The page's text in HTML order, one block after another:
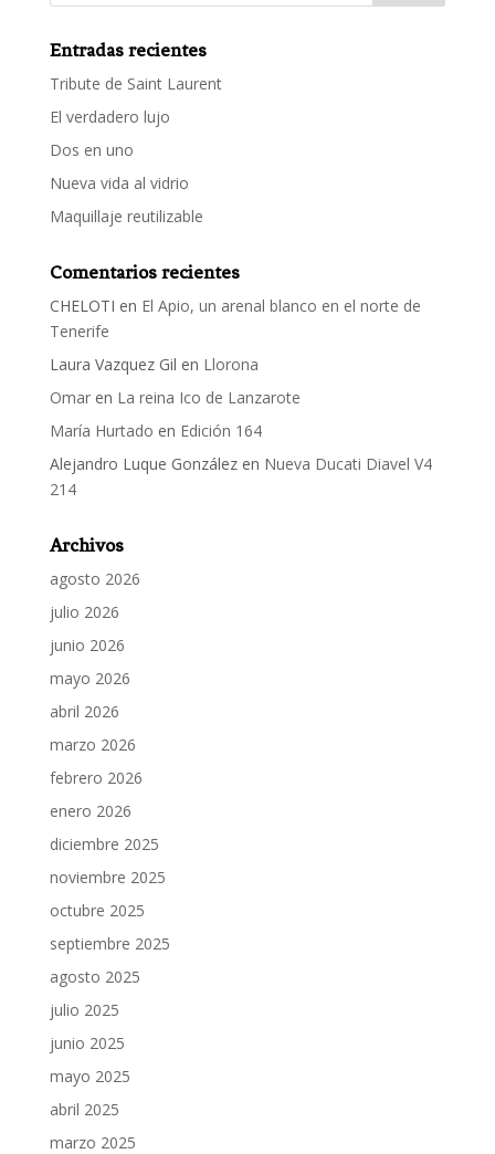
Entradas recientes
Tribute de Saint Laurent
El verdadero lujo
Dos en uno
Nueva vida al vidrio
Maquillaje reutilizable
Comentarios recientes
CHELOTI en El Apio, un arenal blanco en el norte de
Tenerife
Laura Vazquez Gil en Llorona
Omaren La reina Ico de Lanzarote
María Hurtado en Edición 164
Alejandro Luque Gonzálezen Nueva Ducati Diavel V4
214
Archivos
agosto 2026
julio 2026
junio 2026
mayo 2026
abril 2026
marzo 2026
febrero 2026
enero 2026
diciembre 2025
noviembre 2025
octubre 2025
septiembre 2025
agosto 2025
julio 2025
junio 2025
mayo 2025
abril 2025
marzo 2025